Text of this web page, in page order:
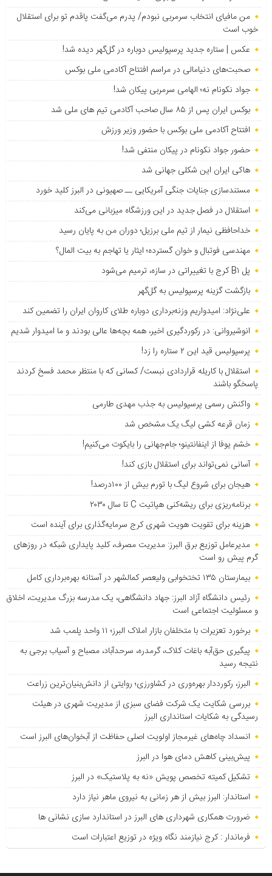
من مافیای انتخاب سرمربی نبودم/ پدرم می‌گفت پاقدم تو برای استقلال
خوب است
عکس | ستاره جدید پرسپولیس دوباره در گل‌گهر دیده شد!
صحبت‌های دنیامالی در مراسم افتتاح آکادمی ملی بوکس
جواد نکونام نه؛ الهامی سرمربی پیکان شد!
بوکس ایران پس از ۸۵ سال صاحب آکادمی تیم های ملی شد
افتتاح آکادمی ملی بوکس با حضور وزیر ورزش
حضور جواد نکونام در پیکان منتفی شد!
هاکی ایران این شکلی جهانی شد
مستندسازی جنایات جنگی آمریکایی ــ صهیونی در البرز کلید خورد
استقلال در فصل جدید در این ورزشگاه میزبانی می‌کند
خداحافظی نیمار از تیم ملی برزیل؛ دوران من به پایان رسید
مهندسی فوتبال و خوان گسترده؛ ایثار یا تهاجم به بیت المال؟
پل B۱ کرج با تغییراتی در سازه، ترمیم می‌شود
بازگشت گزینه پرسپولیس به ‌گل‌گهر
علی‌نژاد: امیدواریم وزنه‌برداری دوباره طلای کاروان ایران را تضمین کند
انوشیروانی: در رکوردگیری اخیر، همه بچه‌ها عالی بودند و ما امیدوار شدیم
پرسپولیس قید این ۲ ستاره را زد!
استقلال با کاریله قراردادی نبست/ کسانی که با منتظر محمد فسخ کردند
پاسخگو باشند
واکنش رسمی پرسپولیس به جذب مهدی طارمی
زمان قرعه کشی لیگ یک مشخص شد
خشم یوفا از اینفانتینو؛ جام‌جهانی را بایکوت می‌کنیم!
آسانی نمی‌تواند برای استقلال بازی کند!
هیجان برای شروع لیگ با تورم بیش از ۱۰۰درصد!
برنامه‌ریزی برای ریشه‌کنی هپاتیت C تا سال ۲۰۳۰
هزینه برای تقویت هویت شهری کرج سرمایه‌گذاری برای آینده است
مدیرعامل توزیع برق البرز: مدیریت مصرف، کلید پایداری شبکه در روزهای
گرم پیش رو است
بیمارستان ۱۳۵ تختخوابی ولیعصر کمالشهر در آستانه بهره‌برداری کامل
رئیس دانشگاه آزاد البرز: جهاد دانشگاهی، یک مدرسه بزرگ مدیریت، اخلاق
و مسئولیت اجتماعی است
برخورد تعزیرات با متخلفان بازار املاک البرز؛ ۱۱ واحد پلمب شد
پیگیری حق‌آبه باغات کلاک، گرمدره، سرحدآباد، مصباح و آسیاب برجی به
نتیجه رسید
البرز، رکورددار بهره‌وری در کشاورزی؛ روایتی از دانش‌بنیان‌ترین زراعت
بررسی شکایت یک شرکت فضای سبزی از مدیریت شهری در هیئت
رسیدگی به شکایات استانداری البرز
انسداد چاه‌های غیرمجاز اولویت اصلی حفاظت از آبخوان‌های البرز است
پیش‌بینی کاهش دمای هوا در البرز
تشکیل کمیته تخصص پویش «نه به پلاستیک» در البرز
استاندار: البرز بیش از هر زمانی به نیروی ماهر نیاز دارد
ضرورت همکاری شهرداری های البرز در استاندارد سازی نشانی ها
فرماندار : کرج نیازمند نگاه ویژه در توزیع اعتبارات است